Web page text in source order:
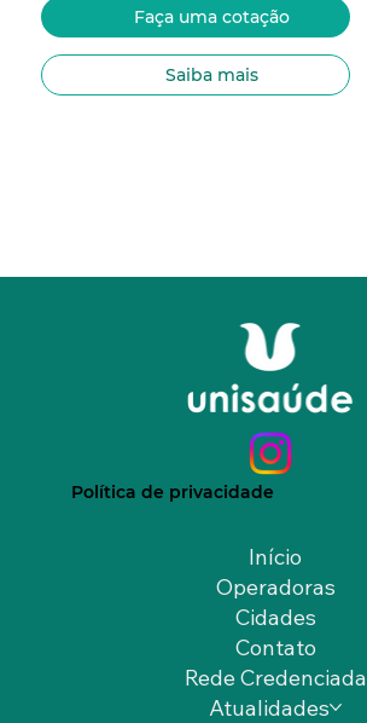
Faça uma cotação
Saiba mais
Política de privacidade
Início
Operadoras
Cidades
Contato
Rede Credenciada
Atualidades